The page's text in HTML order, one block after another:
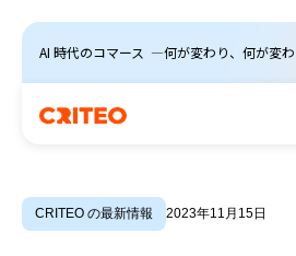
AI 時代のコマース ―何が変わり、何が変わ
CRITEO の最新情報 2023年11月15日